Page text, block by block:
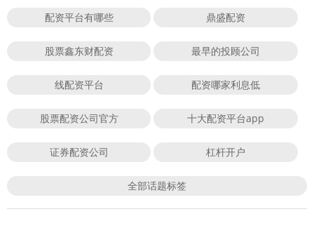
配资平台有哪些 鼎盛配资
股票鑫东财配资 最早的投顾公司
线配资平台 配资哪家利息低
股票配资公司官方 十大配资平台app
证券配资公司 杠杆开户
全部话题标签